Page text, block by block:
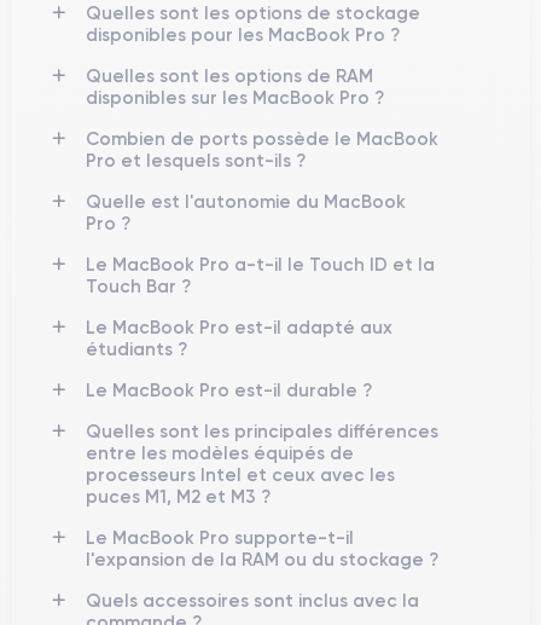
Quelles sont les options de stockage
disponibles pour les MacBook Pro ?
Quelles sont les options de RAM
disponibles sur les MacBook Pro ?
Combien de ports possède le MacBook
Pro et lesquels sont-ils ?
Quelle est l'autonomie du MacBook
Pro ?
Le MacBook Pro a-t-il le Touch ID et la
Touch Bar ?
Le MacBook Pro est-il adapté aux
étudiants ?
Le MacBook Pro est-il durable ?
Quelles sont les principales différences
entre les modèles équipés de
processeurs Intel et ceux avec les
puces M1, M2 et M3 ?
Le MacBook Pro supporte-t-il
l'expansion de la RAM ou du stockage ?
Quels accessoires sont inclus avec la